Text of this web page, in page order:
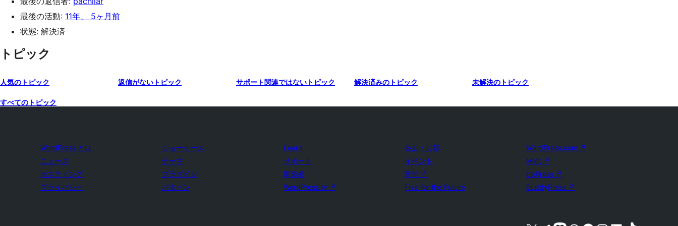
最後の活動: 11年、 5ヶ月前
状態: 解決済
トピック
人気のトピック 返信がないトピック サポート関連ではないトピック 解決済みのトピック 未解決のトピック
すべてのトピック
WordPress とは
ニュース
ホスティング
プライバシー
ショーケース
テーマ
プラグイン
パターン
Learn
サポート
開発者
WordPress.tv ↗
参加・貢献
イベント
寄付 ↗
Five for the Future
WordPress.com ↗
Matt ↗
bbPress ↗
BuddyPress ↗